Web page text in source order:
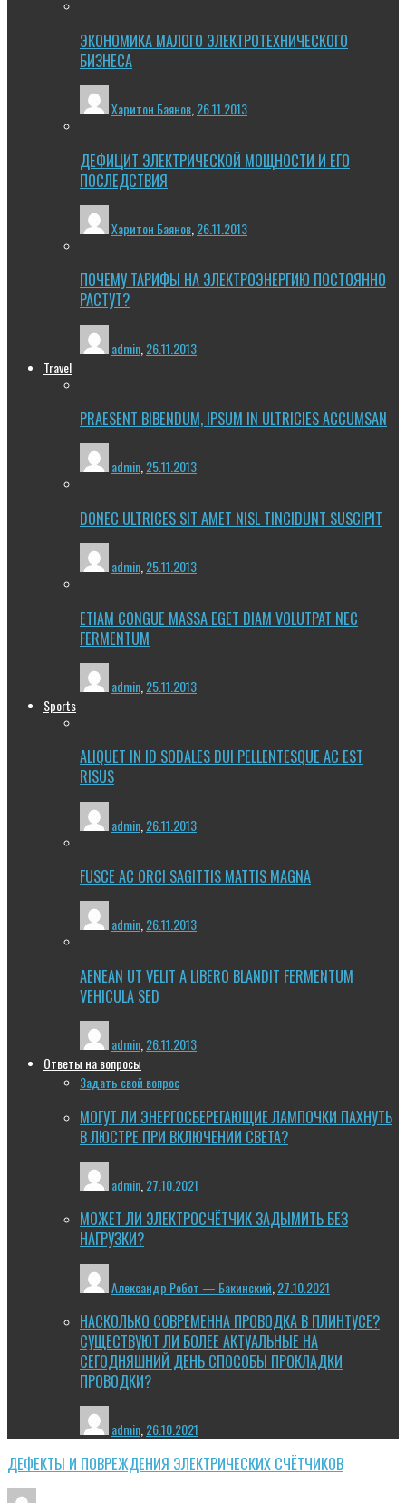
ЭКОНОМИКА МАЛОГО ЭЛЕКТРОТЕХНИЧЕСКОГО
БИЗНЕСА
Харитон Баянов 26.11.2013
ДЕФИЦИТ ЭЛЕКТРИЧЕСКОЙ МОЩНОСТИ И ЕГО
ПОСЛЕДСТВИЯ
Харитон Баянов 26.11.2013
ПОЧЕМУ ТАРИФЫ НА ЭЛЕКТРОЭНЕРГИЮ ПОСТОЯННО
РАСТУТ?
admin 26.11.2013
Travel
PRAESENT BIBENDUM, IPSUM IN ULTRICIES ACCUMSAN
admin,25.11.2013
DONEC ULTRICES SIT AMET NISL TINCIDUNT SUSCIPIT
admin 25.11.2013
ETIAM CONGUE MASSA EGET DIAM VOLUTPAT NEC
FERMENTUM
admin 25.11.2013
Sports
ALIQUET IN ID SODALES DUI PELLENTESQUE AC EST
RISUS
admin 26.11.2013
FUSCE AC ORCI SAGITTIS MATTIS MAGNA
admin,26.11.2013
AENEAN UT VELIT A LIBERO BLANDIT FERMENTUM
VEHICULA SED
admin 26.11.2013
Ответы на вопросы
Задать свой вопрос
МОГУТ ЛИ ЭНЕРГОСБЕРЕГАЮЩИЕ ЛАМПОЧКИ ПАХНУТЬ
В ЛЮСТРЕ ПРИ ВКЛЮЧЕНИИ СВЕТА?
admin 27.10.2021
МОЖЕТ ЛИ ЭЛЕКТРОСЧЁТЧИК ЗАДЫМИТЬ БЕЗ
НАГРУЗКИ?
Александр Робот — Бакинский 27.10.2021
НАСКОЛЬКО СОВРЕМЕННА ПРОВОДКА В ПЛИНТУСЕ?
СУЩЕСТВУЮТ ЛИ БОЛЕЕ АКТУАЛЬНЫЕ НА
СЕГОДНЯШНИЙ ДЕНЬ СПОСОБЫ ПРОКЛАДКИ
ПРОВОДКИ?
admin,26.10.2021
ДЕФЕКТЫ И ПОВРЕЖДЕНИЯ ЭЛЕКТРИЧЕСКИХ СЧЁТЧИКОВ